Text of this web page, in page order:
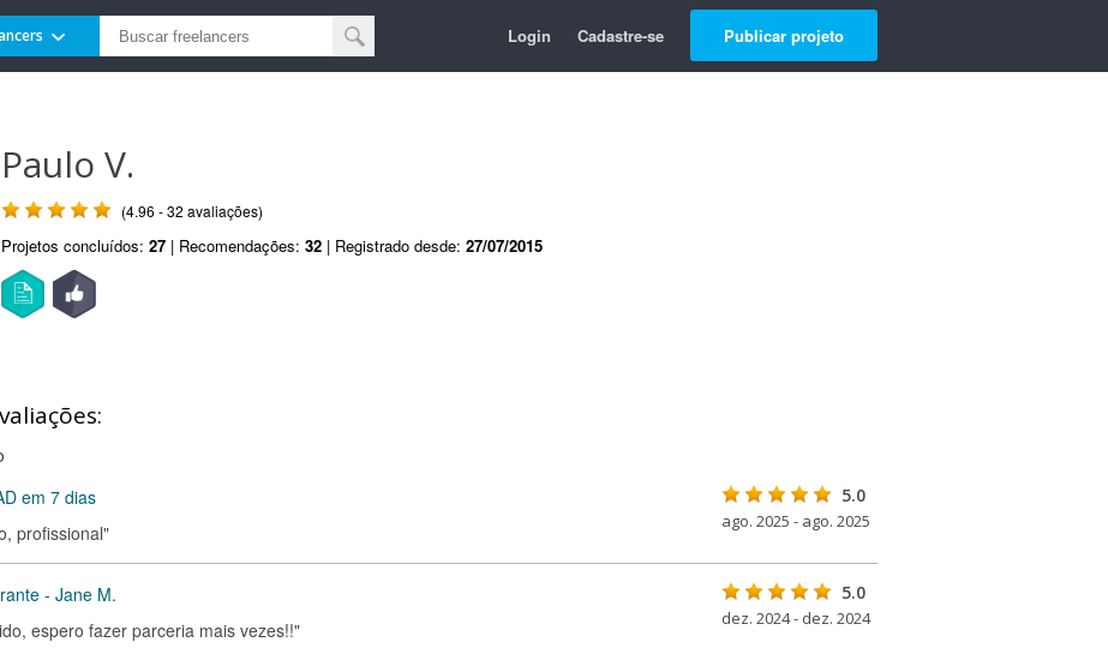
Login Cadastre-se Publicar projeto
Paulo V.
(4.96 - 32 avaliações)
Projetos concluídos: 27 | Recomendações: 32 | Registrado desde: 27/07/2015
em 7 dias
profissional"
5.0
ago. 2025 - ago. 2025
- Jane M.
espero fazer parceria mais vezes!!"
5.0
dez. 2024 - dez. 2024